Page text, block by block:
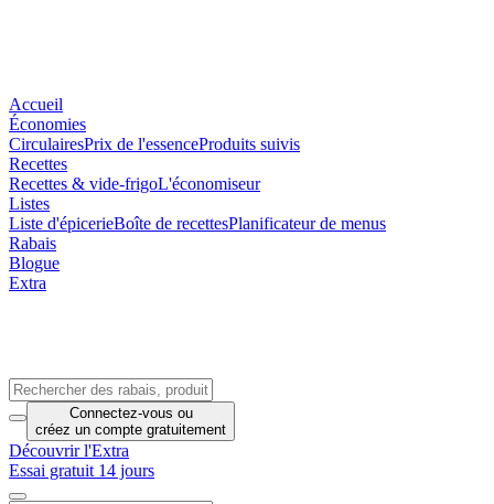
Accueil
Économies
CirculairesPrix de l'essenceProduits suivis
Recettes
Recettes & vide-frigoL'économiseur
Listes
Liste d'épicerieBoîte de recettesPlanificateur de menus
Rabais
Blogue
Extra
Connectez-vous ou
créez un compte gratuitement
Découvrir l'Extra
Essai gratuit 14 jours